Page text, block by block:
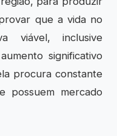
que a vida no
viável, inclusive
significativo
procura constante
possuem mercado